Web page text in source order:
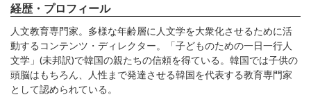
経歴・プロフィール
人文教育専門家。多様な年齢層に人文学を大衆化させるために活
動するコンテンツ・ディレクター。「子どものための一日一行人
文学」(未邦訳)で韓国の親たちの信頼を得ている。韓国では子供の
頭脳はもちろん、人性まで発達させる韓国を代表する教育専門家
として認められている。